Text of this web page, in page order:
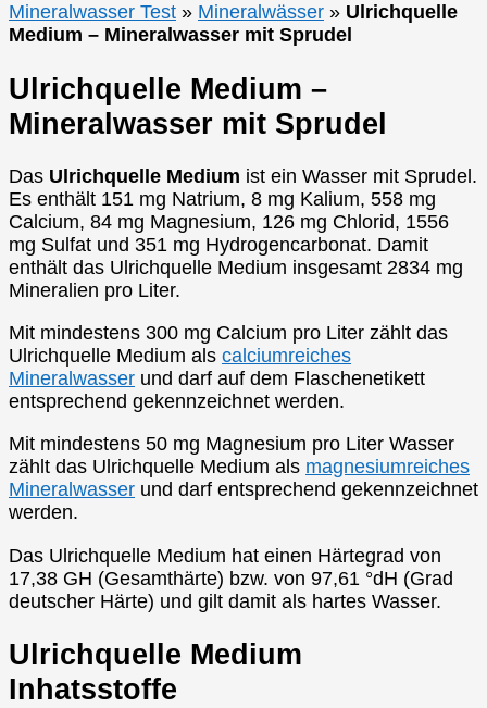
Mineralwasser Test » Mineralwässer » Ulrichquelle
Medium – Mineralwasser mit Sprudel
Ulrichquelle Medium –
Mineralwasser mit Sprudel
Das Ulrichquelle Medium ist ein Wasser mit Sprudel.
Es enthält 151 mg Natrium, 8 mg Kalium, 558 mg
Calcium, 84 mg Magnesium, 126 mg Chlorid, 1556
mg Sulfat und 351 mg Hydrogencarbonat. Damit
enthält das Ulrichquelle Medium insgesamt 2834 mg
Mineralien pro Liter.
Mit mindestens 300 mg Calcium pro Liter zählt das
Ulrichquelle Medium als calciumreiches
Mineralwasser und darf auf dem Flaschenetikett
entsprechend gekennzeichnet werden.
Mit mindestens 50 mg Magnesium pro Liter Wasser
zählt das Ulrichquelle Medium als magnesiumreiches
Mineralwasser und darf entsprechend gekennzeichnet
werden.
Das Ulrichquelle Medium hat einen Härtegrad von
17,38 GH (Gesamthärte) bzw. von 97,61 °dH (Grad
deutscher Härte) und gilt damit als hartes Wasser.
Ulrichquelle Medium
Inhatsstoffe